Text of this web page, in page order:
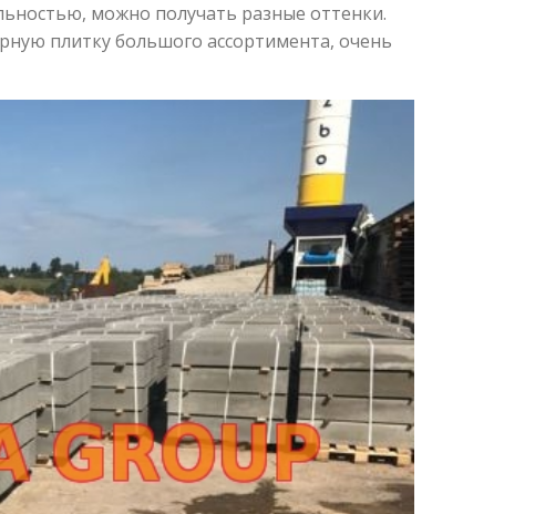
можно получать разные оттенки.
плитку большого ассортимента, очень